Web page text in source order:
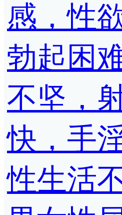
感，性
勃起困
不坚，
快，手
性生活